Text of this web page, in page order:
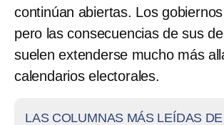
continúan abiertas. Los
pero las consecuencias de sus
suelen extenderse mucho más
calendarios electorales.
LAS COLUMNAS MÁS LEÍDAS